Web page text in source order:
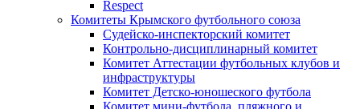
Respect
Комитеты Крымского футбольного союза
Судейско-инспекторский комитет
Контрольно-дисциплинарный комитет
Комитет Аттестации футбольных клубов и
инфраструктуры
Комитет Детско-юношеского футбола
Комитет мини-футбола, пляжного и